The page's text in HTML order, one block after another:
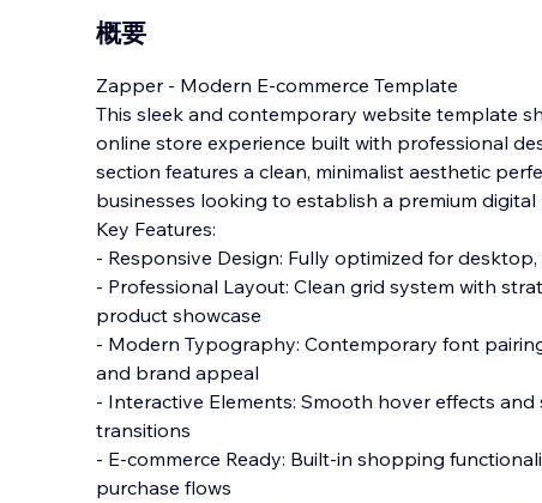
概要
Zapper - Modern E-commerce Template
This sleek and contemporary website template
online store experience built with professional
section features a clean, minimalist aesthetic
businesses looking to establish a premium digital
Key Features:
- Responsive Design: Fully optimized for
- Professional Layout: Clean grid system with
product showcase
- Modern Typography: Contemporary font
and brand appeal
- Interactive Elements: Smooth hover effects and
transitions
- E-commerce Ready: Built-in shopping
purchase flows